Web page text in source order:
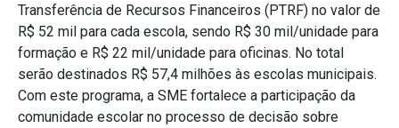
Transferência de Recursos Financeiros (PTRF) no valor de
R$ 52 mil para cada escola, sendo R$ 30 mil/unidade para
formação e R$ 22 mil/unidade para oficinas. No total
serão destinados R$ 57,4 milhões às escolas municipais.
Com este programa, a SME fortalece a participação da
comunidade escolar no processo de decisão sobre